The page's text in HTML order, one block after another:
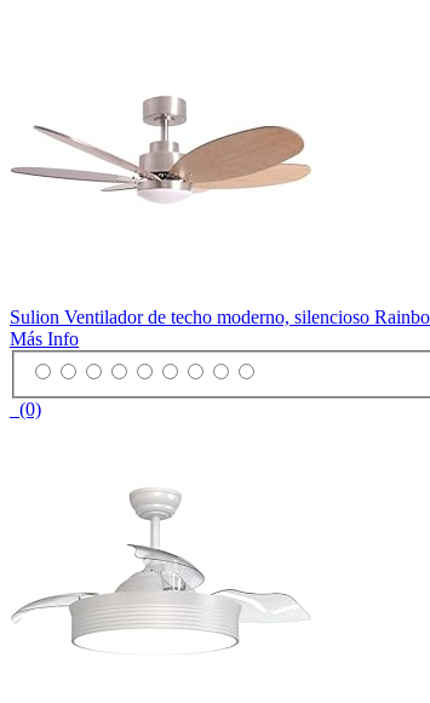
Sulion Ventilador de techo moderno, silencioso
Más Info
(0)